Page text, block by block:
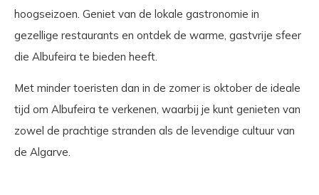
hoogseizoen. Geniet van de lokale gastronomie in
gezellige restaurants en ontdek de warme, gastvrije sfeer
die Albufeira te bieden heeft.
Met minder toeristen dan in de zomer is oktober de ideale
tijd om Albufeira te verkenen, waarbij je kunt genieten van
zowel de prachtige stranden als de levendige cultuur van
de Algarve.